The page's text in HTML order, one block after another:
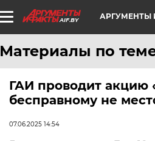
AIF.BY АРГУМЕНТЫ
Материалы по
ГАИ проводит акцию
бесправному не
07.06.2025 14:54